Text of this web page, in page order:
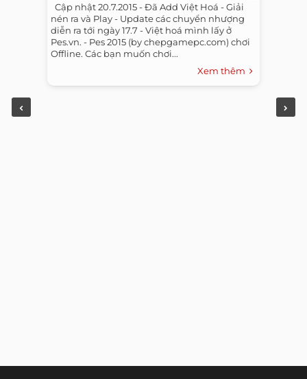
​ ​ Cập nhật 20.7.2015 - Đã Add Việt Hoá - Giải
nén ra và Play - Update các chuyển nhượng
diễn ra tới ngày 17.7 - Việt hoá mình lấy ở
Pes.vn. - Pes 2015 (by chepgamepc.com) chơi
Offline. Các bạn muốn chơi...
Xem thêm